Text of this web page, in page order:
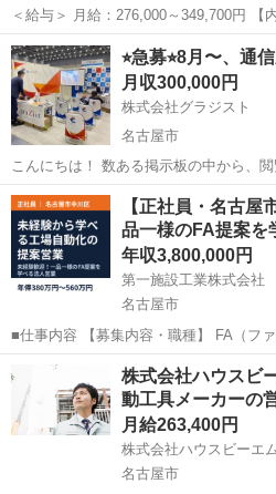
＜給与＞ 月給：276,000～349,700円 【
305,300円 ・残業代：30,900～39,100円
律）：5,300円 ※経験・能力を考慮...
愛知 名古屋市 伏見駅 ルー
⭐︎急募⭐︎8月〜、通
月収300,000円
株式会社グラジスト
名古屋市
こんにちは！ 数ある掲示板の中から、
うございます！ 事業拡大のタイミングで、 一人でも多くの方とお仕事
させていただきたいと思い、 書き込みを
事内容は、 携帯シ...
愛知 名古屋市 販売 事業拡
【正社員・名古屋
品一様のFA提案
年収3,800,000円
第一施設工業株式会社
名古屋市
■仕事内容 【募集内容・職種】 FA（フ
営業チームの一員として、化学・自動車
お客様に対して営業活動を行っていた
に応じて、ロボットや画像...
名古屋市 営業
株式会社ハウスビ
動工具メーカーの
月給263,400円
株式会社ハウスビーエ
名古屋市